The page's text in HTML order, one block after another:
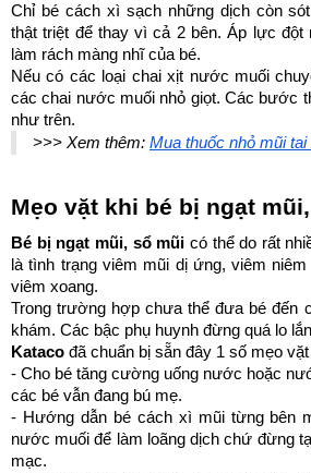
Chỉ bé cách xì sạch những dịch còn
thật triệt để thay vì cả 2 bên. Áp lực
làm rách màng nhĩ của bé.
Nếu có các loại chai xịt nước muối
các chai nước muối nhỏ giọt. Các bước
như trên.
>>> Xem thêm: Mua thuốc nhỏ mũi
Mẹo vặt khi bé bị ngạt
Bé bị ngạt mũi, sổ mũi có thể do rất
là tình trạng viêm mũi dị ứng, viêm
viêm xoang.
Trong trường hợp chưa thể đưa bé đến
khám. Các bậc phụ huynh đừng quá lo
Kataco đã chuẩn bị sẵn đây 1 số mẹo
- Cho bé tăng cường uống nước hoặc
các bé vẫn đang bú mẹ.
- Hướng dẫn bé cách xì mũi từng bên
nước muối để làm loãng dịch chứ đừng
mạc.